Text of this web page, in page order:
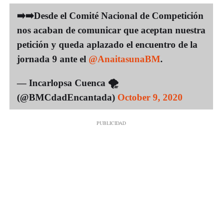
➡️➡️Desde el Comité Nacional de Competición
nos acaban de comunicar que aceptan nuestra
petición y queda aplazado el encuentro de la
jornada 9 ante el @AnaitasunaBM.
— Incarlopsa Cuenca 🌪️
(@BMCdadEncantada) October 9, 2020